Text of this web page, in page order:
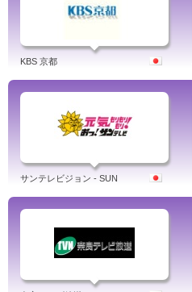
KBS 京都
サンテレビジョン - SUN